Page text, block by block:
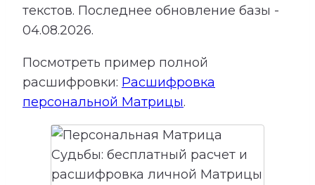
текстов. Последнее обновление базы -
04.08.2026.
Посмотреть пример полной
расшифровки: Расшифровка
персональной Матрицы.